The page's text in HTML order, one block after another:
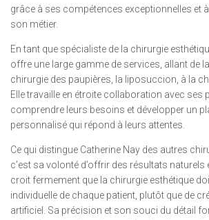
grâce à ses compétences exceptionnelles et
son métier.
En tant que spécialiste de la chirurgie
offre une large gamme de services, allant de
chirurgie des paupières, la liposuccion, à la
Elle travaille en étroite collaboration avec ses
comprendre leurs besoins et développer un
personnalisé qui répond à leurs attentes.
Ce qui distingue Catherine Nay des autres
c’est sa volonté d’offrir des résultats naturels
croit fermement que la chirurgie esthétique
individuelle de chaque patient, plutôt que de
artificiel. Sa précision et son souci du détail